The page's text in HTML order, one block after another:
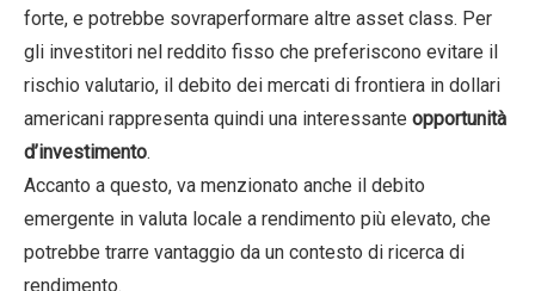
forte, e potrebbe sovraperformare altre asset class. Per
gli investitori nel reddito fisso che preferiscono evitare il
rischio valutario, il debito dei mercati di frontiera in dollari
americani rappresenta quindi una interessante opportunità
d’investimento.
Accanto a questo, va menzionato anche il debito
emergente in valuta locale a rendimento più elevato, che
potrebbe trarre vantaggio da un contesto di ricerca di
rendimento.